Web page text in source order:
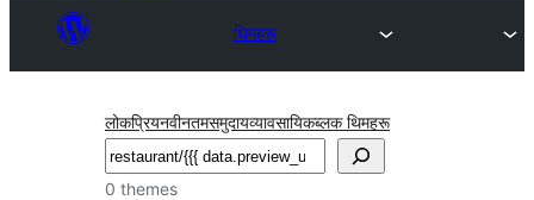
थिमहरू
लोकप्रियनवीनतमसमुदायव्यावसायिकब्लक थिमहरू
खोज्नुहोस्
0 themes